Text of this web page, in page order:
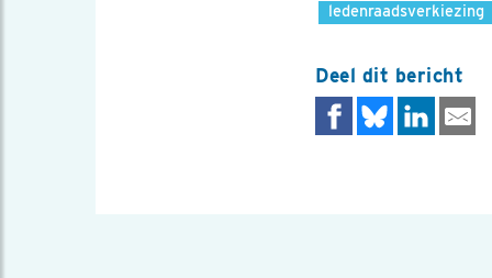
ledenraadsverkiezing
Deel dit bericht